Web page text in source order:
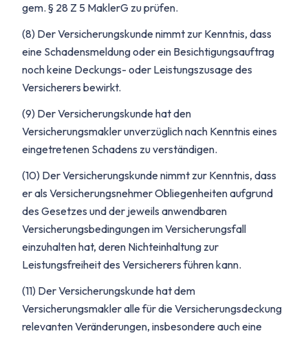
gem. § 28 Z 5 MaklerG zu prüfen.
(8) Der Versicherungskunde nimmt zur Kenntnis, dass
eine Schadensmeldung oder ein Besichtigungsauftrag
noch keine Deckungs- oder Leistungszusage des
Versicherers bewirkt.
(9) Der Versicherungskunde hat den
Versicherungsmakler unverzüglich nach Kenntnis eines
eingetretenen Schadens zu verständigen.
(10) Der Versicherungskunde nimmt zur Kenntnis, dass
er als Versicherungsnehmer Obliegenheiten aufgrund
des Gesetzes und der jeweils anwendbaren
Versicherungsbedingungen im Versicherungsfall
einzuhalten hat, deren Nichteinhaltung zur
Leistungsfreiheit des Versicherers führen kann.
(11) Der Versicherungskunde hat dem
Versicherungsmakler alle für die Versicherungsdeckung
relevanten Veränderungen, insbesondere auch eine